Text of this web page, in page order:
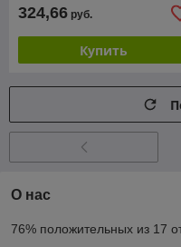
324,66 руб.
Купить
О нас
76% положительных из 17